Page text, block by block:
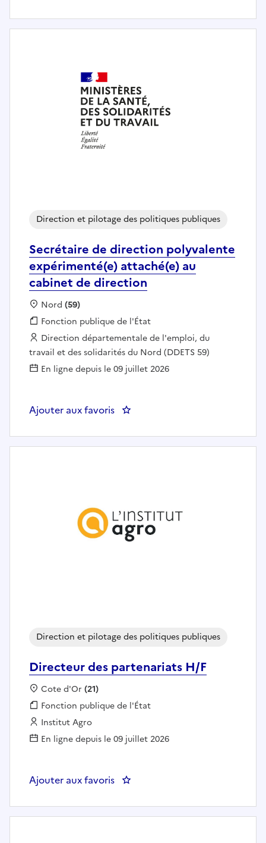
Secrétaire de direction polyvalente
expérimenté(e) attaché(e) au
cabinet de direction
Direction et pilotage des politiques publiques
Localisation :
Nord (59)
Fonction publique :
Fonction publique de l'État
Employeur :
Direction départementale de l'emploi, du
travail et des solidarités du Nord (DDETS 59)
En ligne depuis le 09 juillet 2026
Ajouter aux favoris : Secrétaire de direction
Directeur des partenariats H/F
Direction et pilotage des politiques publiques
Localisation :
Cote d'Or (21)
Fonction publique :
Fonction publique de l'État
Employeur :
Institut Agro
En ligne depuis le 09 juillet 2026
Ajouter aux favoris : Directeur des partenariats H/F